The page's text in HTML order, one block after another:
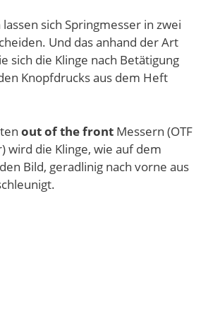
sich Springmesser in zwei
Und das anhand der Art
sich die Klinge nach Betätigung
Knopfdrucks aus dem Heft
out of the front Messern (OTF
wird die Klinge, wie auf dem
Bild, geradlinig nach vorne aus